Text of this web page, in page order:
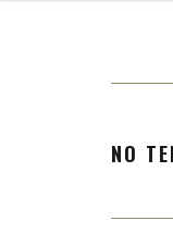
NO